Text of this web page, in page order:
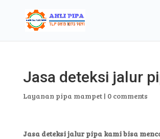
Jasa deteksi jalur
Layanan pipa mampet| 0 comments
Jasa deteksi jalur pipa kami bisa